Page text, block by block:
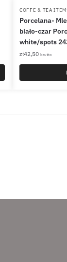
COFFE & TEA
Porcelana-
biało-czar
white/spots
zł42,50 brutto